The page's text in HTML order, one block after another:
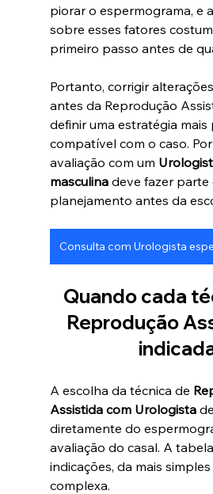
piorar o espermograma, e
sobre esses fatores
primeiro passo antes de
Portanto, corrigir
antes da Reprodução
definir uma estratégia mais
compatível com o caso. Por
avaliação com um
masculina deve fazer parte
planejamento antes da
Quando cada
Reprodução
A escolha da técnica de
Assistida com Urologista
diretamente do
avaliação do casal. A
indicações, da mais simples
complexa.